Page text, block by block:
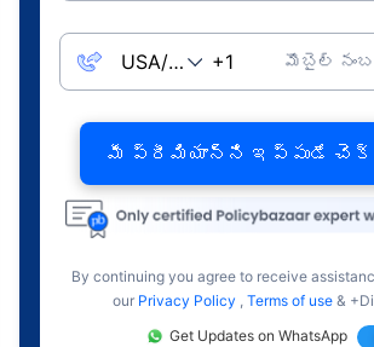
మొబైల్
మీ ప్రీమియాన్ని ఇప్పుడే చెక్
By continuing you agree to receive
our Privacy Policy , Terms of use &
Get Updates on WhatsApp